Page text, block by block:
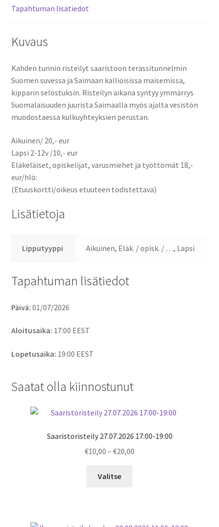
Tapahtuman lisätiedot
Kuvaus
Kahden tunnin risteilyt saaristoon terassitunnelmin
Suomen suvessa ja Saimaan kallioisissa maisemissa,
kipparin selostuksin. Risteilyn aikana syntyy ymmärrys
Suomalaisuuden juurista Saimaalla myös ajalta vesistön
muodostaessa kulkuyhteyksien perustan.
Aikuinen/ 20,- eur
Lapsi 2-12v /10,- eur
Eläkeläiset, opiskelijat, varusmiehet ja työttömät 18,-
eur/hlö:
(Etuuskortti/oikeus etuuteen todistettava)
Lisätietoja
Lipputyyppi Aikuinen, Eläk. / opisk. / …, Lapsi
Tapahtuman lisätiedot
Päivä: 01/07/2026
Aloitusaika: 17:00 EEST
Lopetusaika: 19:00 EEST
Saatat olla kiinnostunut
Saaristoristeily 27.07.2026 17:00-19:00
€10,00 – €20,00
Valitse